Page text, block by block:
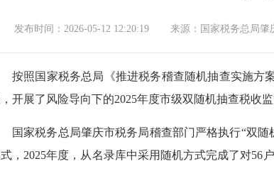
发布时间： 2026-05-12 12:20:19 来源： 国家税务总局肇
按照国家税务总局《推进税务稽查随机抽查实施方
开展了风险导向下的2025年度市级双随机抽查税收
国家税务总局肇庆市税务局稽查部门严格执行“双
，2025年度，从名录库中采用随机方式完成了对56